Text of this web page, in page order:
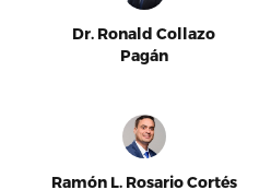
Dr. Ronald Collazo
Pagán
Ramón L. Rosario Cortés